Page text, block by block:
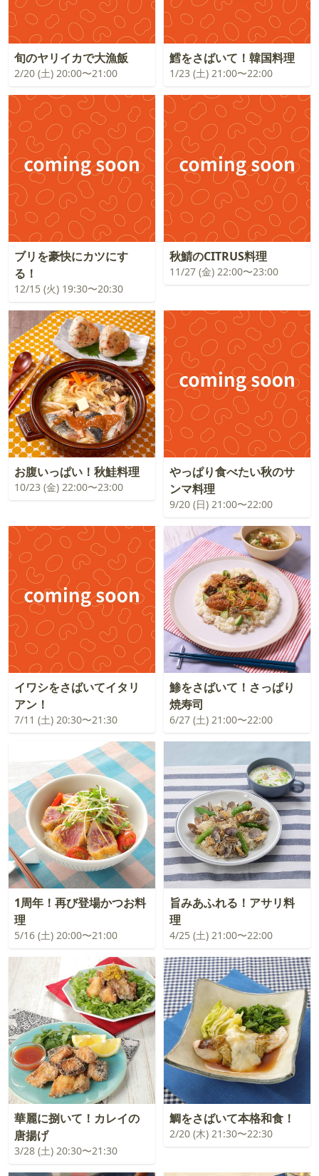
旬のヤリイカで大漁飯
2/20 (土) 20:00〜21:00
鱈をさばいて！韓国料理
1/23 (土) 21:00〜22:00
ブリを豪快にカツにす
る！
12/15 (火) 19:30〜20:30
秋鯖のCITRUS料理
11/27 (金) 22:00〜23:00
お腹いっぱい！秋鮭料理
10/23 (金) 22:00〜23:00
やっぱり食べたい秋のサ
ンマ料理
9/20 (日) 21:00〜22:00
イワシをさばいてイタリ
アン！
7/11 (土) 20:30〜21:30
鯵をさばいて！さっぱり
焼寿司
6/27 (土) 21:00〜22:00
1周年！再び登場かつお料
理
5/16 (土) 20:00〜21:00
旨みあふれる！アサリ料
理
4/25 (土) 21:00〜22:00
華麗に捌いて！カレイの
唐揚げ
3/28 (土) 20:30〜21:30
鯛をさばいて本格和食！
2/20 (木) 21:30〜22:30